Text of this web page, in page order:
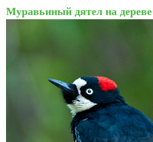
Муравьиный дятел на дереве